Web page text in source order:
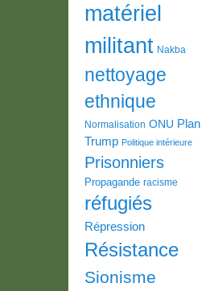
matériel
militant Nakba
nettoyage
ethnique
Normalisation ONU Plan
Trump Politique intérieure
Prisonniers
Propagande racisme
réfugiés
Répression
Résistance
Sionisme